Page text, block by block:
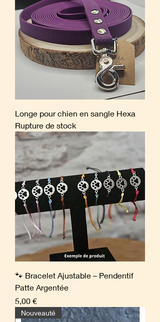
Longe pour chien en sangle Hexa
Rupture de stock
🐾 Bracelet Ajustable – Pendentif
Patte Argentée
Prix
5,00 €
Nouveauté